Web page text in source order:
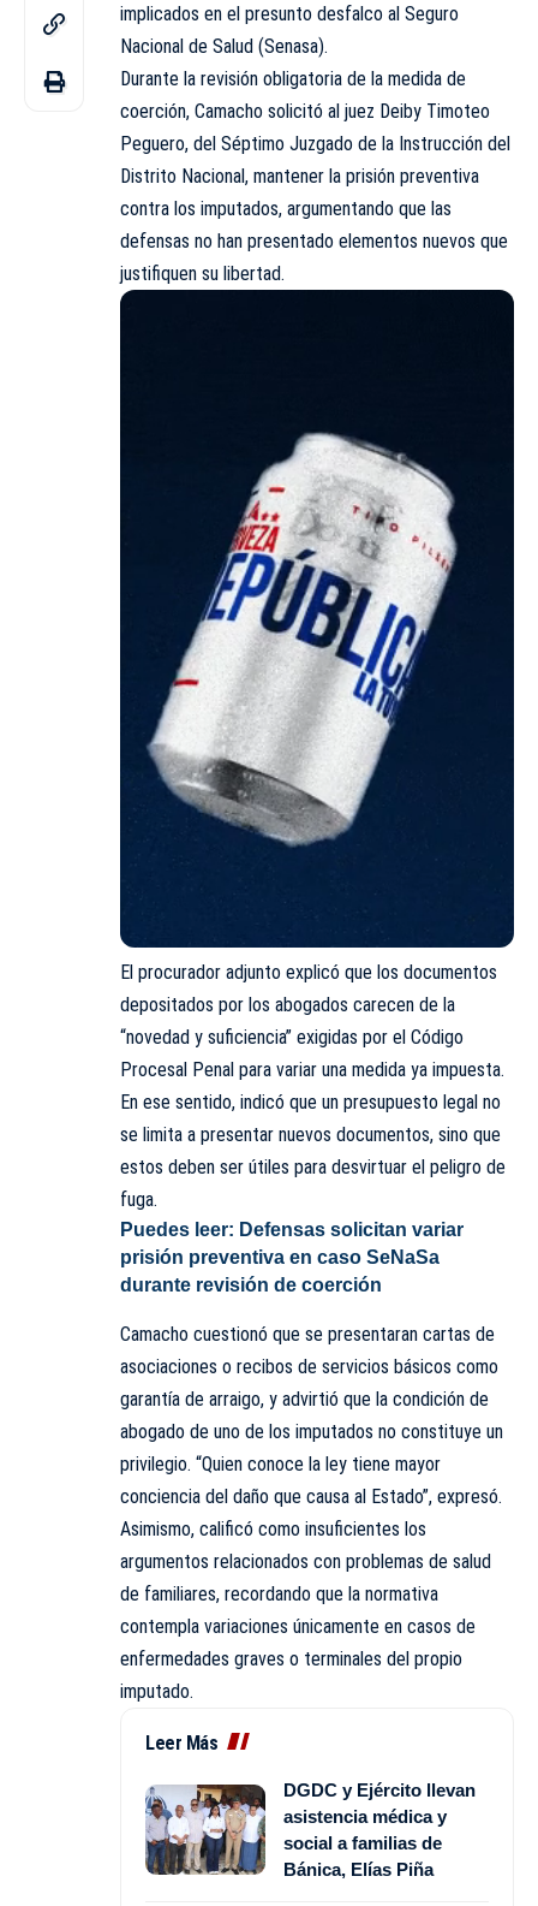
implicados en el presunto desfalco al Seguro
Nacional de Salud (Senasa).
Durante la revisión obligatoria de la medida de
coerción, Camacho solicitó al juez Deiby Timoteo
Peguero, del Séptimo Juzgado de la Instrucción del
Distrito Nacional, mantener la prisión preventiva
contra los imputados, argumentando que las
defensas no han presentado elementos nuevos que
justifiquen su libertad.
El procurador adjunto explicó que los documentos
depositados por los abogados carecen de la
“novedad y suficiencia” exigidas por el Código
Procesal Penal para variar una medida ya impuesta.
En ese sentido, indicó que un presupuesto legal no
se limita a presentar nuevos documentos, sino que
estos deben ser útiles para desvirtuar el peligro de
fuga.
Puedes leer: Defensas solicitan variar
prisión preventiva en caso SeNaSa
durante revisión de coerción
Camacho cuestionó que se presentaran cartas de
asociaciones o recibos de servicios básicos como
garantía de arraigo, y advirtió que la condición de
abogado de uno de los imputados no constituye un
privilegio. “Quien conoce la ley tiene mayor
conciencia del daño que causa al Estado”, expresó.
Asimismo, calificó como insuficientes los
argumentos relacionados con problemas de salud
de familiares, recordando que la normativa
contempla variaciones únicamente en casos de
enfermedades graves o terminales del propio
imputado.
Leer Más
DGDC y Ejército llevan
asistencia médica y
social a familias de
Bánica, Elías Piña